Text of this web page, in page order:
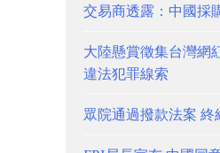
交易商透露：中國採
大陸懸賞徵集台灣網
違法犯罪線索
眾院通過撥款法案